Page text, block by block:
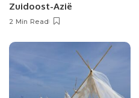
Zuidoost-Azië
2 Min Read